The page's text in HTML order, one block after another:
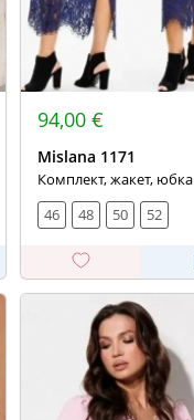
94,00 €
Mislana 1171
Комплект, жакет, юбка
46
48 50 52